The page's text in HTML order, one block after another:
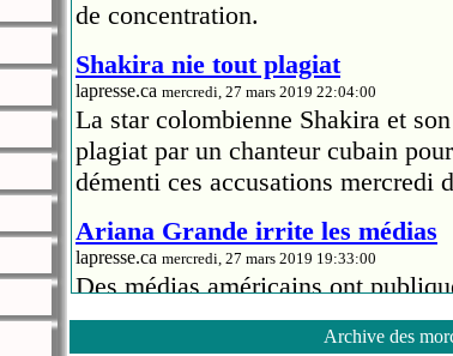
de concentration.
Shakira nie tout plagiat
lapresse.ca mercredi, 27 mars 2019 22:04:00
La star colombienne Shakira et
plagiat par un chanteur cubain
démenti ces accusations mercredi
Ariana Grande irrite les médias
lapresse.ca mercredi, 27 mars 2019 19:33:00
Des médias américains ont
la chanteuse Ariana Grande leur
Sweetener.
Archive des